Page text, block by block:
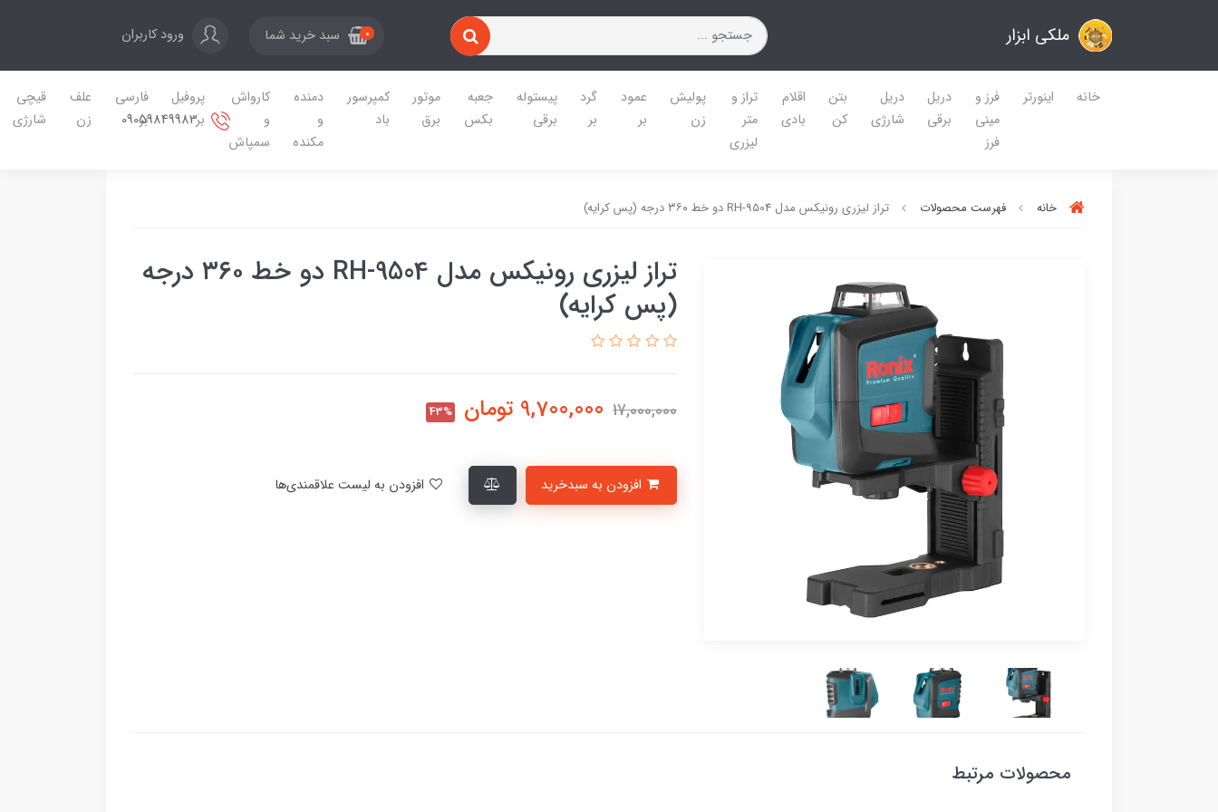
ملکی ابزار 0 سبد خرید شما ورود کاربران
خانه اینورتر
فرز و
مینی
فرز
دریل
برقی
دریل
شارژی
بتن
کن
اقلام
بادی
تراز و
متر
لیزری
پولیش
زن
عمود
بر
گرد
بر
پیستوله
برقی
جعبه
بکس
موتور
برق
کمپرسور
باد
دمنده
و
مکنده
کارواش
و
سمپاش
پروفیل
بر
فارسی
بر
علف
زن
قیچی
شارژی
09059849983
خانه فهرست محصولات تراز لیزری رونیکس مدل RH-9504 دو خط ۳۶۰ درجه (پس کرایه)
تراز لیزری رونیکس مدل RH-9504 دو خط ۳۶۰ درجه
(پس کرایه)
17,000,000
9,700,000 تومان 43%
محصولات مرتبط